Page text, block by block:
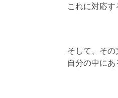
これに対応す
そして、その
自分の中にあ